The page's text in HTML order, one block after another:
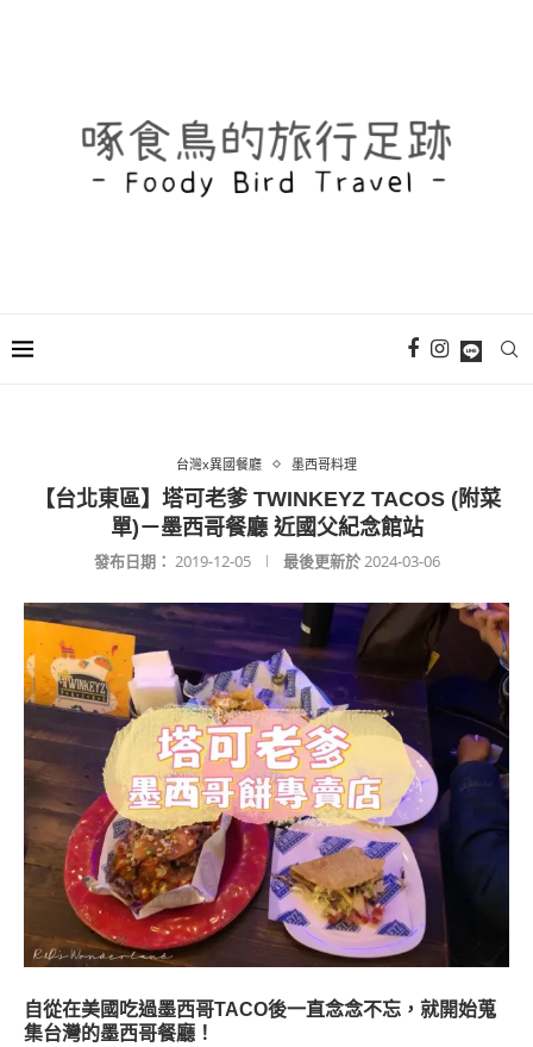
台灣x異國餐廳 墨西哥料理
【台北東區】塔可老爹 TWINKEYZ TACOS (附菜
單)－墨西哥餐廳 近國父紀念館站
發布日期： 2019-12-05 最後更新於2024-03-06
自從在美國吃過墨西哥TACO後一直念念不忘，就開始蒐
集台灣的墨西哥餐廳！